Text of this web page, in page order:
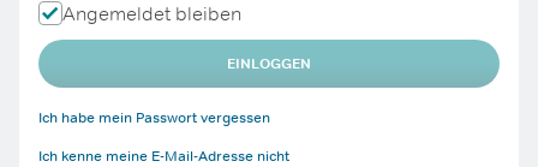
Angemeldet bleiben
EINLOGGEN
Ich habe mein Passwort vergessen
Ich kenne meine E-Mail-Adresse nicht